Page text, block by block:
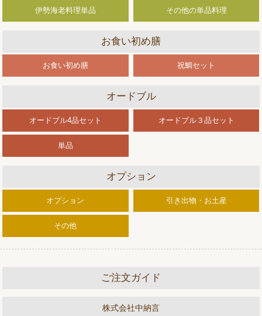
伊勢海老料理単品 その他の単品料理
お食い初め膳
お食い初め膳 祝鯛セット
オードブル
オードブル4品セット オードブル３品セット
単品
オプション
オプション 引き出物・お土産
その他
ご注文ガイド
株式会社中納言